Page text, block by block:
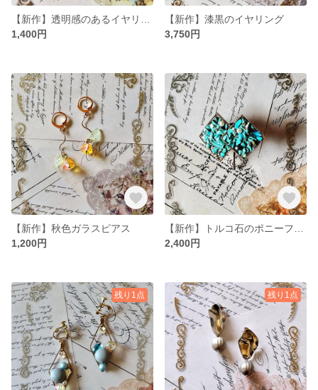
1,400円
【新作】漆黒のイヤリング
3,750円
【新作】秋色ガラスピアス
1,200円
2,400円
残り1点 残り1点